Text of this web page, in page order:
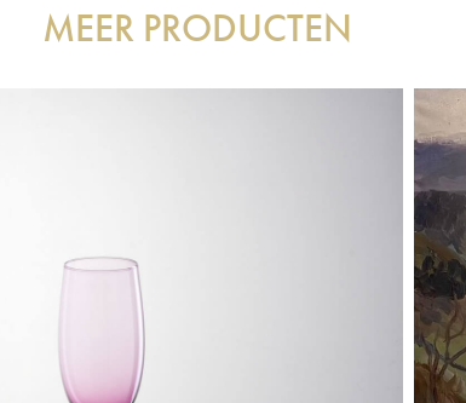
MEER PRODUCTEN